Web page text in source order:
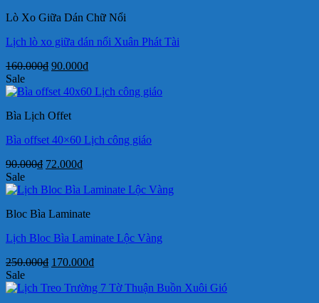
72.000₫.
Lò Xo Giữa Dán Chữ Nổi
Lịch lò xo giữa dán nổi Xuân Phát Tài
160.000₫ Giá
là:
90.000₫Giá
tại
Sale
Bìa Lịch Offet
Bìa offset 40×60 Lịch công giáo
90.000₫ Giá
là:
72.000₫Giá
tại
72.000₫.
Sale
Bloc Bìa Laminate
Lịch Bloc Bìa Laminate Lộc Vàng
250.000₫ Giá
là:
170.000₫Giá
tại
Sale